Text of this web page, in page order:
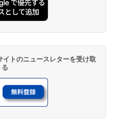
トのニュースレターを受け取
る